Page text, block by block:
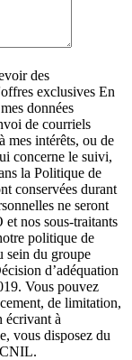
des
exclusives En
données
de courriels
mes intérêts, ou de
concerne le suivi,
la Politique de
conservées durant
ne seront
nos sous-traitants
politique de
sein du groupe
d’adéquation
Vous pouvez
de limitation,
écrivant à
vous disposez du